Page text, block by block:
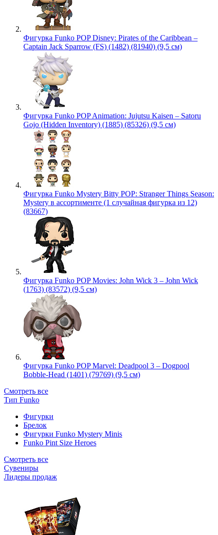
Фигурка Funko POP Disney: Pirates of the Caribbean –
Captain Jack Sparrow (FS) (1482) (81940) (9,5 см)
Фигурка Funko POP Animation: Jujutsu Kaisen – Satoru
Gojo (Hidden Inventory) (1885) (85326) (9,5 см)
Фигурка Funko Mystery Bitty POP: Stranger Things Season:
Mystery в ассортименте (1 случайная фигурка из 12)
(83667)
Фигурка Funko POP Movies: John Wick 3 – John Wick
(1763) (83572) (9,5 см)
Фигурка Funko POP Marvel: Deadpool 3 – Dogpool
Bobble-Head (1401) (79769) (9,5 см)
Смотреть все
Тип Funko
Фигурки
Брелок
Фигурки Funko Mystery Minis
Funko Pint Size Heroes
Смотреть все
Сувениры
Лидеры продаж